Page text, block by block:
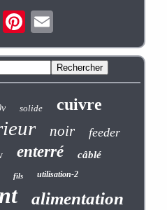
solide cuivre
noir feeder
enterré câblé
fils utilisation-2
alimentation